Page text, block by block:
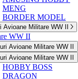
MENG
BORDER MODEL
Avioane Militare WW II
WW II
Avioane Militare WW II
Avioane Militare WW II
HOBBY BOSS
DRAGON